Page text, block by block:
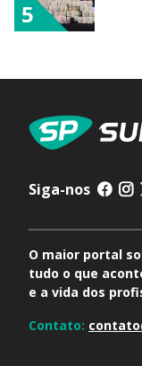
5
Siga-nos
O maior portal
tudo o que
e a vida dos
Contato: